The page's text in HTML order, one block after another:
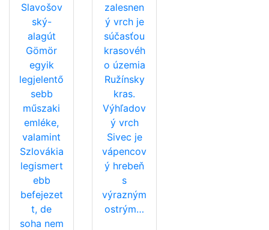
Slavošov
ský-
alagút
Gömör
egyik
legjelentő
sebb
műszaki
emléke,
valamint
Szlovákia
legismert
ebb
befejezet
t, de
soha nem
zalesnen
ý vrch je
súčasťou
krasovéh
o územia
Ružínsky
kras.
Výhľadov
ý vrch
Sivec je
vápencov
ý hrebeň
s
výrazným
ostrým…